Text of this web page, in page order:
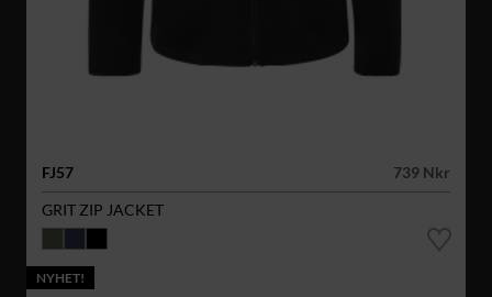
FJ57
739 Nkr
GRIT ZIP JACKET
NYHET!